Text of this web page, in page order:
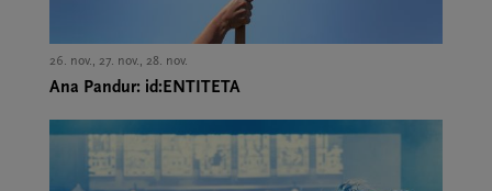
26. nov., 27. nov., 28. nov.,
Ana Pandur: id:ENTITETA